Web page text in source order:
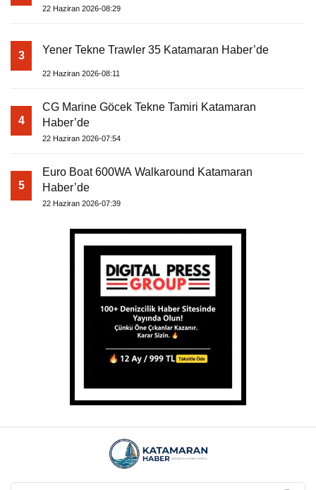
22 Haziran 2026-08:29
3 Yener Tekne Trawler 35 Katamaran Haber’de
22 Haziran 2026-08:11
4
CG Marine Göcek Tekne Tamiri Katamaran
Haber’de
22 Haziran 2026-07:54
5
Euro Boat 600WA Walkaround Katamaran
Haber’de
22 Haziran 2026-07:39